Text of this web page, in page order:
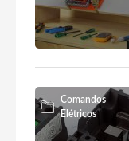
Comandos
Elétricos